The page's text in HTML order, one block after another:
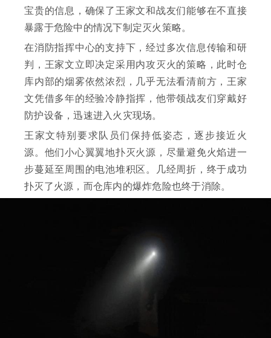
宝贵的信息，确保了王家文和战友们能够在不直接
暴露于危险中的情况下制定灭火策略。
在消防指挥中心的支持下，经过多次信息传输和研
判，王家文立即决定采用内攻灭火的策略，此时仓
库内部的烟雾依然浓烈，几乎无法看清前方，王家
文凭借多年的经验冷静指挥，他带领战友们穿戴好
防护设备，迅速进入火灾现场。
王家文特别要求队员们保持低姿态，逐步接近火
源。他们小心翼翼地扑灭火源，尽量避免火焰进一
步蔓延至周围的电池堆积区。几经周折，终于成功
扑灭了火源，而仓库内的爆炸危险也终于消除。